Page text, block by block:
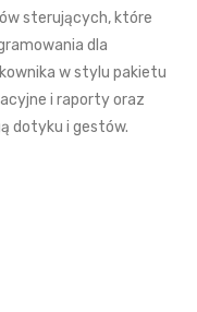
sterujących, które
dla
w stylu pakietu
i raporty oraz
dotyku i gestów.